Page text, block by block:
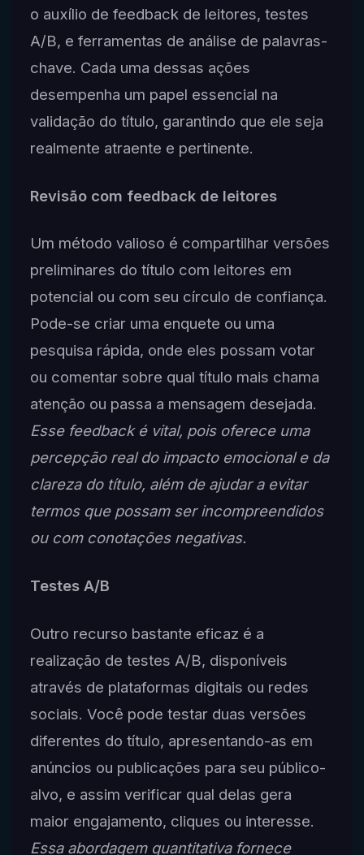
o auxílio de feedback de leitores, testes
A/B, e ferramentas de análise de palavras-
chave. Cada uma dessas ações
desempenha um papel essencial na
validação do título, garantindo que ele seja
realmente atraente e pertinente.
Revisão com feedback de leitores
Um método valioso é compartilhar versões
preliminares do título com leitores em
potencial ou com seu círculo de confiança.
Pode-se criar uma enquete ou uma
pesquisa rápida, onde eles possam votar
ou comentar sobre qual título mais chama
atenção ou passa a mensagem desejada.
Esse feedback é vital, pois oferece uma
percepção real do impacto emocional e da
clareza do título, além de ajudar a evitar
termos que possam ser incompreendidos
ou com conotações negativas.
Testes A/B
Outro recurso bastante eficaz é a
realização de testes A/B, disponíveis
através de plataformas digitais ou redes
sociais. Você pode testar duas versões
diferentes do título, apresentando-as em
anúncios ou publicações para seu público-
alvo, e assim verificar qual delas gera
maior engajamento, cliques ou interesse.
Essa abordagem quantitativa fornece